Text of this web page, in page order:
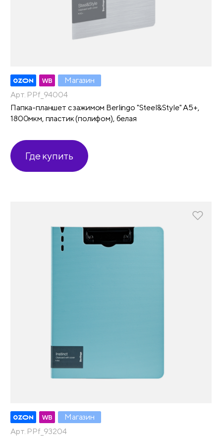
Магазин
Арт. PPf_94004
Папка-планшет с зажимом Berlingo "Steel&Style" А5+,
1800мкм, пластик (полифом), белая
Где купить
Магазин
Арт. PPf_93204